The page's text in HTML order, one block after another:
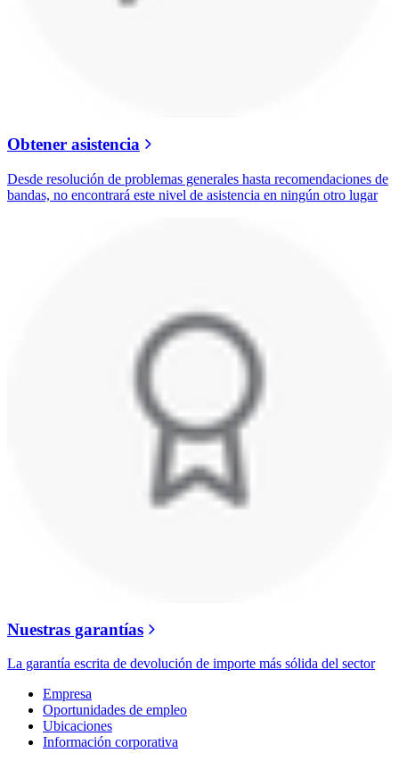
Obtener asistencia
Desde resolución de problemas generales hasta recomendaciones de
bandas, no encontrará este nivel de asistencia en ningún otro lugar
Nuestras garantías
La garantía escrita de devolución de importe más sólida del sector
Empresa
Oportunidades de empleo
Ubicaciones
Información corporativa